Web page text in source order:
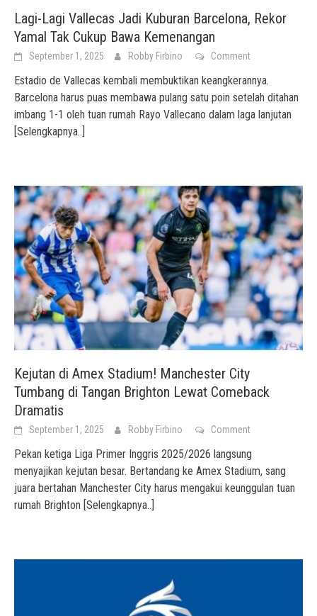
Lagi-Lagi Vallecas Jadi Kuburan Barcelona, Rekor
Yamal Tak Cukup Bawa Kemenangan
September 1, 2025 Robby Firbino Comment
Estadio de Vallecas kembali membuktikan keangkerannya.
Barcelona harus puas membawa pulang satu poin setelah ditahan
imbang 1-1 oleh tuan rumah Rayo Vallecano dalam laga lanjutan
[Selengkapnya..]
Kejutan di Amex Stadium! Manchester City
Tumbang di Tangan Brighton Lewat Comeback
Dramatis
September 1, 2025 Robby Firbino Comment
Pekan ketiga Liga Primer Inggris 2025/2026 langsung
menyajikan kejutan besar. Bertandang ke Amex Stadium, sang
juara bertahan Manchester City harus mengakui keunggulan tuan
rumah Brighton [Selengkapnya..]